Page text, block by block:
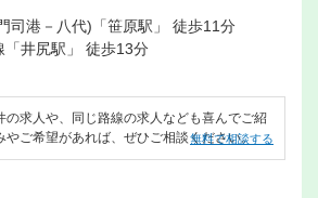
司港－八代)「笹原駅」 徒歩11分
「井尻駅」 徒歩13分
の求人や、同じ路線の求人なども喜んでご紹
やご希望があれば、ぜひご相談ください。
無料で相談する